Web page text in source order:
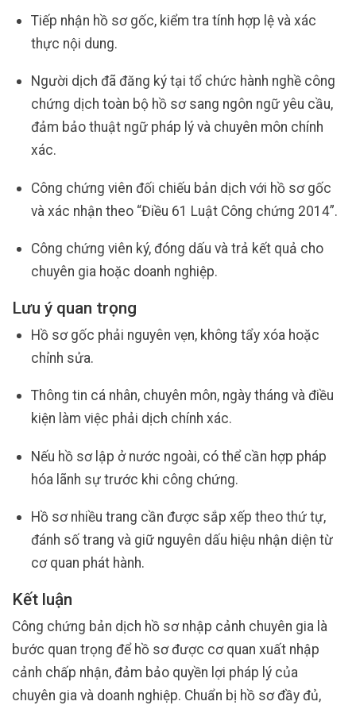
Tiếp nhận hồ sơ gốc, kiểm tra tính hợp lệ và xác
thực nội dung.
Người dịch đã đăng ký tại tổ chức hành nghề công
chứng dịch toàn bộ hồ sơ sang ngôn ngữ yêu cầu,
đảm bảo thuật ngữ pháp lý và chuyên môn chính
xác.
Công chứng viên đối chiếu bản dịch với hồ sơ gốc
và xác nhận theo “Điều 61 Luật Công chứng 2014”.
Công chứng viên ký, đóng dấu và trả kết quả cho
chuyên gia hoặc doanh nghiệp.
Lưu ý quan trọng
Hồ sơ gốc phải nguyên vẹn, không tẩy xóa hoặc
chỉnh sửa.
Thông tin cá nhân, chuyên môn, ngày tháng và điều
kiện làm việc phải dịch chính xác.
Nếu hồ sơ lập ở nước ngoài, có thể cần hợp pháp
hóa lãnh sự trước khi công chứng.
Hồ sơ nhiều trang cần được sắp xếp theo thứ tự,
đánh số trang và giữ nguyên dấu hiệu nhận diện từ
cơ quan phát hành.
Kết luận
Công chứng bản dịch hồ sơ nhập cảnh chuyên gia là
bước quan trọng để hồ sơ được cơ quan xuất nhập
cảnh chấp nhận, đảm bảo quyền lợi pháp lý của
chuyên gia và doanh nghiệp. Chuẩn bị hồ sơ đầy đủ,